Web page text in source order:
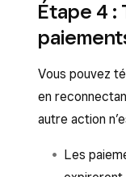
Étape 4 :
Vous pouvez
en
autre action
Les